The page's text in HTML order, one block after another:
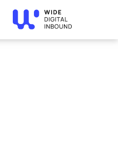
Home» Blog
»